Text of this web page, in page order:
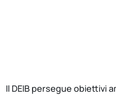
Il DEIB persegue obiettivi